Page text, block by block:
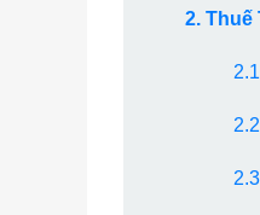
2. Thuế